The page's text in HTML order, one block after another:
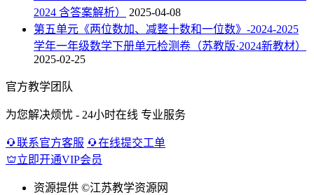
2024 含答案解析）
2025-04-08
第五单元《两位数加、减整十数和一位数》-2024-2025
学年一年级数学下册单元检测卷（苏教版·2024新教材）
2025-02-25
官方教学团队
为您解决烦忧 - 24小时在线 专业服务
联系官方客服
在线提交工单
立即开通VIP会员
资源提供 ©江苏教学资源网